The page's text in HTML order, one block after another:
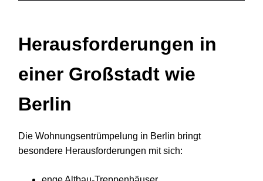
Herausforderungen in
einer Großstadt wie
Berlin
Die Wohnungsentrümpelung in Berlin bringt
besondere Herausforderungen mit sich: